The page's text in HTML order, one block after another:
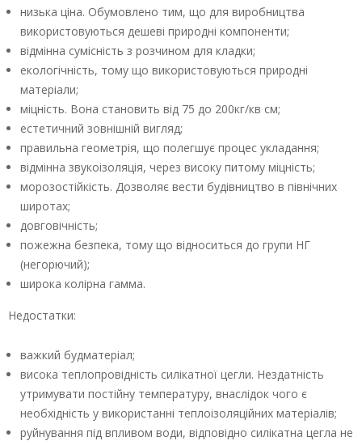
низька ціна. Обумовлено тим, що для виробництва
використовуються дешеві природні компоненти;
відмінна сумісність з розчином для кладки;
екологічність, тому що використовуються природні
матеріали;
міцність. Вона становить від 75 до 200кг/кв см;
естетичний зовнішній вигляд;
правильна геометрія, що полегшує процес укладання;
відмінна звукоізоляція, через високу питому міцність;
морозостійкість. Дозволяє вести будівництво в північних
широтах;
довговічність;
пожежна безпека, тому що відноситься до групи НГ
(негорючий);
широка колірна гамма.
Недостатки:
важкий будматеріал;
висока теплопровідність силікатної цегли. Нездатність
утримувати постійну температуру, внаслідок чого є
необхідність у використанні теплоізоляційних матеріалів;
руйнування під впливом води, відповідно силікатна цегла не